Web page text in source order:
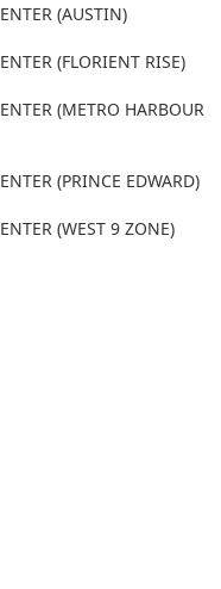
(AUSTIN)
(FLORIENT RISE)
(METRO HARBOUR
(PRINCE EDWARD)
(WEST 9 ZONE)